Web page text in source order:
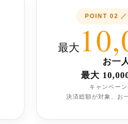
POINT 02 ／
最大
お一
最大
キャンペー
決済総額が対象、お